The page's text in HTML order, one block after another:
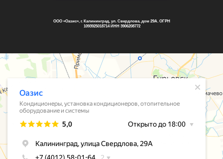
ООО «Оазис», г. Калининград, ул. Свердлова, дом 29А. ОГРН
1093925018714 ИНН 3906208772